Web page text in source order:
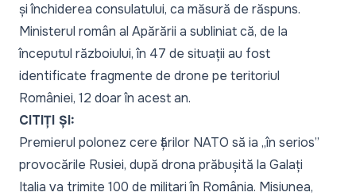
și închiderea consulatului, ca măsură de răspuns.
Ministerul român al Apărării a subliniat că, de la
începutul războiului, în 47 de situații au fost
identificate fragmente de drone pe teritoriul
României, 12 doar în acest an.
CITIȚI ȘI:
Premierul polonez cere țărilor NATO să ia „în serios”
provocările Rusiei, după drona prăbușită la Galați
Italia va trimite 100 de militari în România. Misiunea,